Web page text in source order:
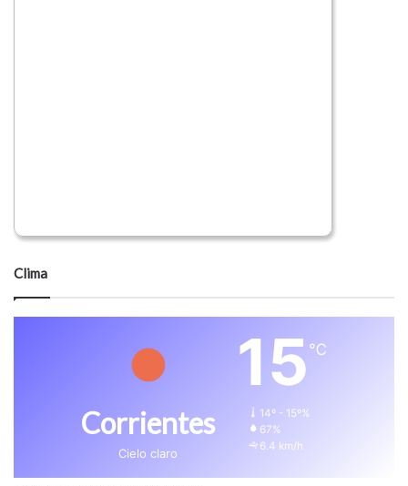
Clima
Corrientes
Cielo claro
15 ℃
14º - 15º%
67%
6.4 km/h